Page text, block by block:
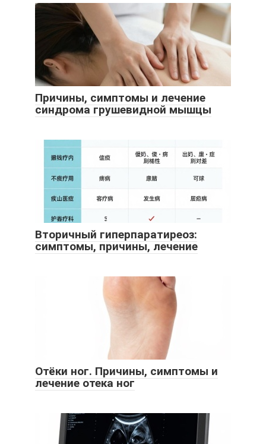
Причины, симптомы и лечение
синдрома грушевидной мышцы
Вторичный гиперпаратиреоз:
симптомы, причины, лечение
Отёки ног. Причины, симптомы и
лечение отека ног